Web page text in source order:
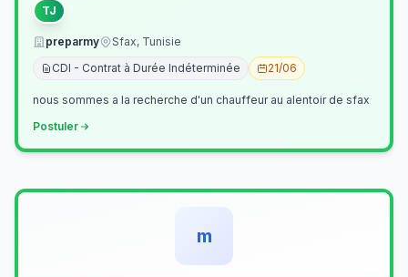
TJ
preparmy
Sfax, Tunisie
CDI - Contrat à Durée Indéterminée
21/06
nous sommes a la recherche d'un chauffeur au alentoir de sfax
Postuler
m